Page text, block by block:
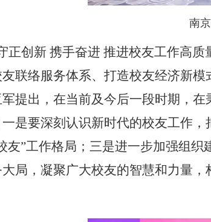
南
正创新 携手奋进 推进校友工作高
联络服务体系、打造校友经济新
提出，在当前及今后一段时期，在
一是要深刻认识新时代的校友工作
友”工作格局 ； 三是进一步加强组织
局，凝聚广大校友的智慧和力量，